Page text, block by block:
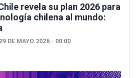
revela su plan 2026 para
chilena al mundo:
29 DE MAYO 2026 - 00:00